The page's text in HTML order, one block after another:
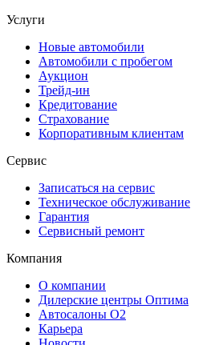
Услуги
Новые автомобили
Автомобили с пробегом
Аукцион
Трейд-ин
Кредитование
Страхование
Корпоративным клиентам
Сервис
Записаться на сервис
Техническое обслуживание
Гарантия
Сервисный ремонт
Компания
О компании
Дилерские центры Оптима
Автосалоны О2
Карьера